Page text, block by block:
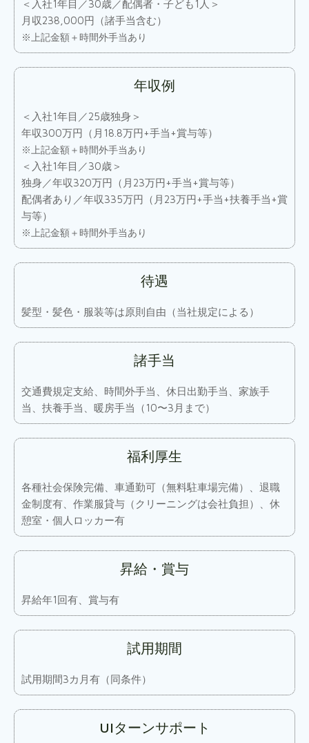
＜入社1年目／30歳／配偶者・子ども1人＞
月収238,000円（諸手当含む）
※上記金額＋時間外手当あり
年収例
＜入社1年目／25歳独身＞
年収300万円（月18.8万円+手当+賞与等）
※上記金額＋時間外手当あり
＜入社1年目／30歳＞
独身／年収320万円（月23万円+手当+賞与等）
配偶者あり／年収335万円（月23万円+手当+扶養手当+賞
与等）
※上記金額＋時間外手当あり
待遇
髪型・髪色・服装等は原則自由（当社規定による）
諸手当
交通費規定支給、時間外手当、休日出勤手当、家族手
当、扶養手当、暖房手当（10〜3月まで）
福利厚生
各種社会保険完備、車通勤可（無料駐車場完備）、退職
金制度有、作業服貸与（クリーニングは会社負担）、休
憩室・個人ロッカー有
昇給・賞与
昇給年1回有、賞与有
試用期間
試用期間3カ月有（同条件）
UIターンサポート